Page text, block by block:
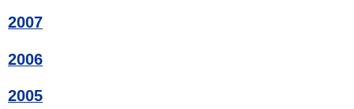
2007
2006
2005